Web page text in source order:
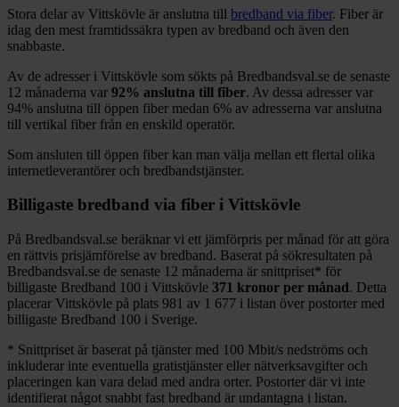
Stora delar av Vittskövle är anslutna till bredband via fiber. Fiber är
idag den mest framtidssäkra typen av bredband och även den
snabbaste.
Av de adresser i Vittskövle som sökts på Bredbandsval.se de senaste
12 månaderna var 92% anslutna till fiber. Av dessa adresser var
94% anslutna till öppen fiber medan 6% av adresserna var anslutna
till vertikal fiber från en enskild operatör.
Som ansluten till öppen fiber kan man välja mellan ett flertal olika
internetleverantörer och bredbandstjänster.
Billigaste bredband via fiber i Vittskövle
På Bredbandsval.se beräknar vi ett jämförpris per månad för att göra
en rättvis prisjämförelse av bredband. Baserat på sökresultaten på
Bredbandsval.se de senaste 12 månaderna är snittpriset* för
billigaste Bredband 100 i Vittskövle 371 kronor per månad. Detta
placerar Vittskövle på plats 981 av 1 677 i listan över postorter med
billigaste Bredband 100 i Sverige.
* Snittpriset är baserat på tjänster med 100 Mbit/s nedströms och
inkluderar inte eventuella gratistjänster eller nätverksavgifter och
placeringen kan vara delad med andra orter. Postorter där vi inte
identifierat något snabbt fast bredband är undantagna i listan.